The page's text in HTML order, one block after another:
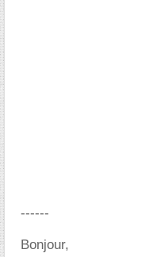
------
Bonjour,